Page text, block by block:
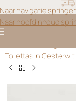
Naar navigatie
Naar hoofdinhoud
Toilettas in Oesterwit